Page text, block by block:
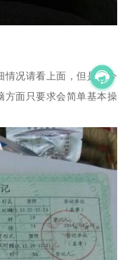
情况请看上面，但是从今
方面只要求会简单基本操